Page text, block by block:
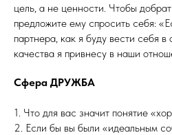
цель, а не ценности. Чтобы
предложите ему спросить себя:
партнера, как я буду вести себя
качества я привнесу в наши
Сфера ДРУЖБА
1. Что для вас значит понятие
2. Если бы вы были «идеальным